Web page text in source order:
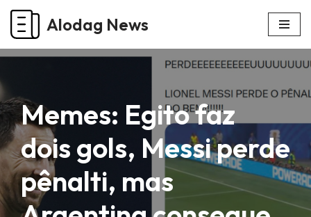
Pular
para
Alodag News
Memes: Egito faz
dois gols, Messi perde
pênalti, mas